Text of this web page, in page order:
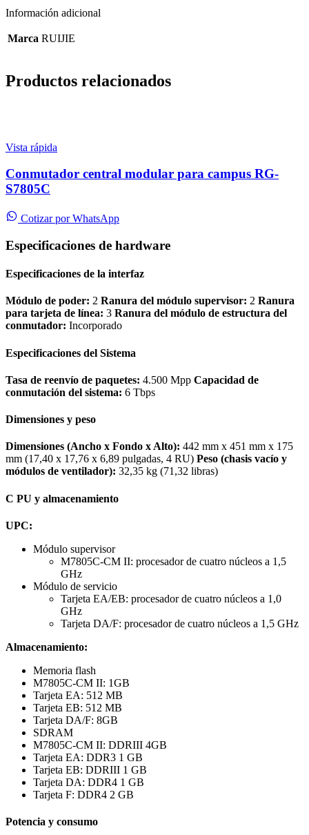
Información adicional
Marca RUIJIE
Productos relacionados
Vista rápida
Conmutador central modular para campus RG-
S7805C
Cotizar por WhatsApp
Especificaciones de hardware
Especificaciones de la interfaz
Módulo de poder: 2 Ranura del módulo supervisor: 2 Ranura
para tarjeta de línea: 3 Ranura del módulo de estructura del
conmutador: Incorporado
Especificaciones del Sistema
Tasa de reenvío de paquetes: 4.500 Mpp Capacidad de
conmutación del sistema: 6 Tbps
Dimensiones y peso
Dimensiones (Ancho x Fondo x Alto): 442 mm x 451 mm x 175
mm (17,40 x 17,76 x 6,89 pulgadas, 4 RU) Peso (chasis vacío y
módulos de ventilador): 32,35 kg (71,32 libras)
C PU y almacenamiento
UPC:
Módulo supervisor
M7805C-CM II: procesador de cuatro núcleos a 1,5
GHz
Módulo de servicio
Tarjeta EA/EB: procesador de cuatro núcleos a 1,0
GHz
Tarjeta DA/F: procesador de cuatro núcleos a 1,5 GHz
Almacenamiento:
Memoria flash
M7805C-CM II: 1GB
Tarjeta EA: 512 MB
Tarjeta EB: 512 MB
Tarjeta DA/F: 8GB
SDRAM
M7805C-CM II: DDRIII 4GB
Tarjeta EA: DDR3 1 GB
Tarjeta EB: DDRIII 1 GB
Tarjeta DA: DDR4 1 GB
Tarjeta F: DDR4 2 GB
Potencia y consumo